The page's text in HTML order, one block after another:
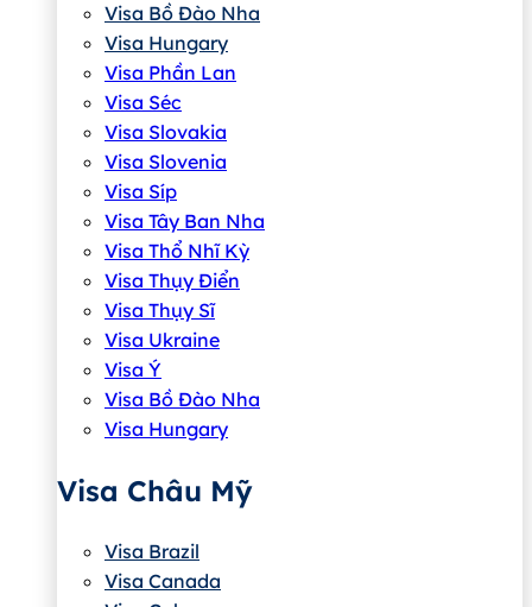
Visa Bồ Đào Nha
Visa Hungary
Visa Phần Lan
Visa Séc
Visa Slovakia
Visa Slovenia
Visa Síp
Visa Tây Ban Nha
Visa Thổ Nhĩ Kỳ
Visa Thụy Điển
Visa Thụy Sĩ
Visa Ukraine
Visa Ý
Visa Bồ Đào Nha
Visa Hungary
Visa Châu Mỹ
Visa Brazil
Visa Canada